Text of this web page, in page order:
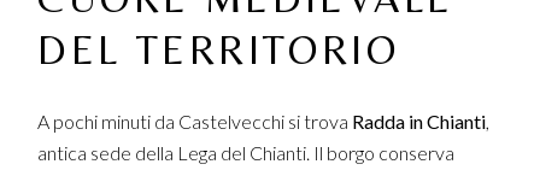
DEL TERRITORIO
A pochi minuti da Castelvecchi si trova Radda in Chianti
antica sede della Lega del Chianti. Il borgo conserva